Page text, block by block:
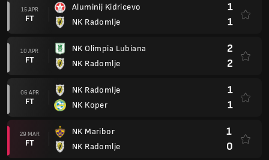
15 APR
FT
Aluminij Kidricevo
NK Radomlje
1
1
10 APR
FT
NK Olimpia Lubiana
NK Radomlje
2
2
06 APR
FT
NK Radomlje
NK Koper
1
1
29 MAR
FT
NK Maribor
NK Radomlje
1
0